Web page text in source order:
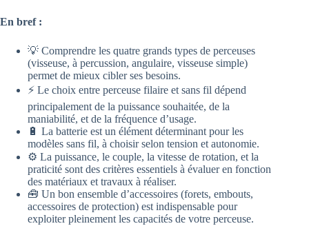
En bref :
💡 Comprendre les quatre grands types de perceuses
(visseuse, à percussion, angulaire, visseuse simple)
permet de mieux cibler ses besoins.
⚡ Le choix entre perceuse filaire et sans fil dépend
principalement de la puissance souhaitée, de la
maniabilité, et de la fréquence d’usage.
🔋 La batterie est un élément déterminant pour les
modèles sans fil, à choisir selon tension et autonomie.
⚙️ La puissance, le couple, la vitesse de rotation, et la
praticité sont des critères essentiels à évaluer en fonction
des matériaux et travaux à réaliser.
🧰 Un bon ensemble d’accessoires (forets, embouts,
accessoires de protection) est indispensable pour
exploiter pleinement les capacités de votre perceuse.